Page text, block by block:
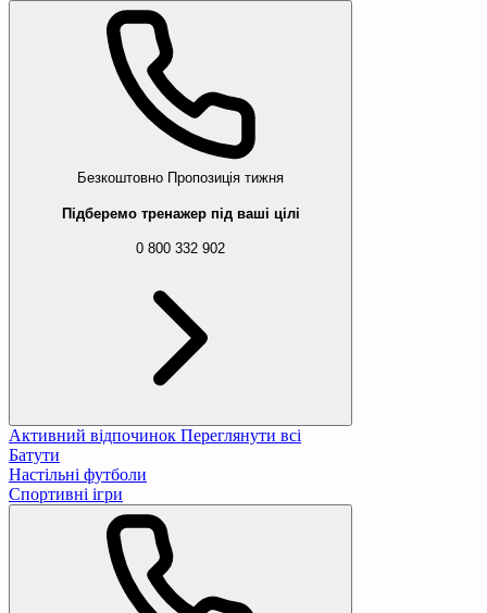
Безкоштовно Пропозиція тижня
Підберемо тренажер під ваші цілі
0 800 332 902
Активний відпочинок Переглянути всі
Батути
Настільні футболи
Спортивні ігри